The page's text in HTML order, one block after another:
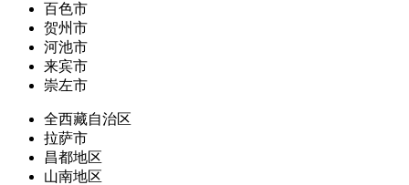
百色市
贺州市
河池市
来宾市
崇左市
全西藏自治区
拉萨市
昌都地区
山南地区